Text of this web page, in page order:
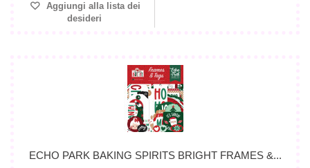
Aggiungi alla lista dei
desideri
ECHO PARK BAKING SPIRITS BRIGHT FRAMES &...